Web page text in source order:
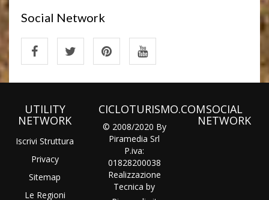
Social Network
UTILITY
NETWORK
Iscrivi Struttura
Privacy
Sitemap
Le Regioni
CICLOTURISMO.COM
© 2008/2020 By
Piramedia Srl
P.iva:
01828200038
Realizzazione
Tecnica by
SOCIAL
NETWORK